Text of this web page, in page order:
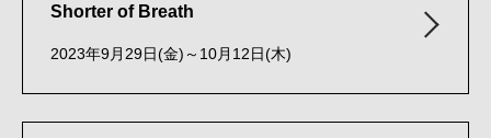
Shorter of Breath
2023年9月29日(金)～10月12日(木)